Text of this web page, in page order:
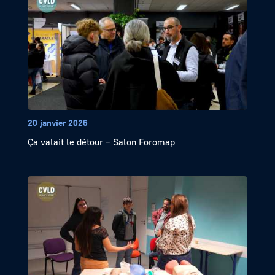
20 janvier 2026
Ça valait le détour – Salon Foromap